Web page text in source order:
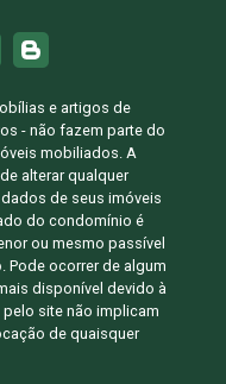
e artigos de
- não fazem parte do
mobiliados. A
alterar qualquer
de seus imóveis
do condomínio é
ou mesmo passível
Pode ocorrer de algum
disponível devido à
site não implicam
de quaisquer